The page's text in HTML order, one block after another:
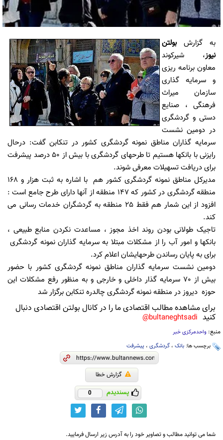
به گزارشبولتن
نیوز، شیرکوند
معاون برنامه ریزی
و سرمایه گذاری
سازمان میراث
فرهنگی ، صنایع
دستی و گردشگری
در دومین نشست
سرمایه گذاران مناطق نمونه گردشگری کشور در تنکابن گفت: درحال
رایزنی با بانکها هستیم تا طرحهای گردشگری با بیش از 50 درصد پیشرفت
برای دریافت تسهیلات معرفی شوند.
مدیرکل مناطق نمونه گردشگری کشور هم با اشاره به ثبت هزار و 168
منطقه گردشگری در کشور که 147 منطقه از آنها دارای طرح جامع است :
افزود از این شمار هم فقط 25 منطقه به گردشگران خدمات رسانی می
کند.
تاجیک طولانی بودن روند اخذ مجوز ، مساعدت نکردن منابع طبیعی ،
بانکها و امور آب را از مشکلات مبتلا به سرمایه گذاران نمونه گردشگری
برای به پایان رساندن طرحهایشان اعلام کرد.
دومین نشست سرمایه گذاران مناطق نمونه گردشگری کشور با حضور
بیش از 70 سرمایه گذار داخلی و خارجی و به منظور رفع مشکلات این
حوزه دیروز در منطقه نمونه گردشگری چالدره تنکابن برگزار شد
برای مشاهده مطالب اقتصادی ما را در کانال بولتن اقتصادی دنبال
کنید bultaneghtsadi@
منبع: واحدمرکزی خبر
برچسب ها: بانک ، گردشگری ، پیشرفت
گزارش خطا
پسندیدم 0
شما می توانید مطالب و تصاویر خود را به آدرس زیر ارسال فرمایید.